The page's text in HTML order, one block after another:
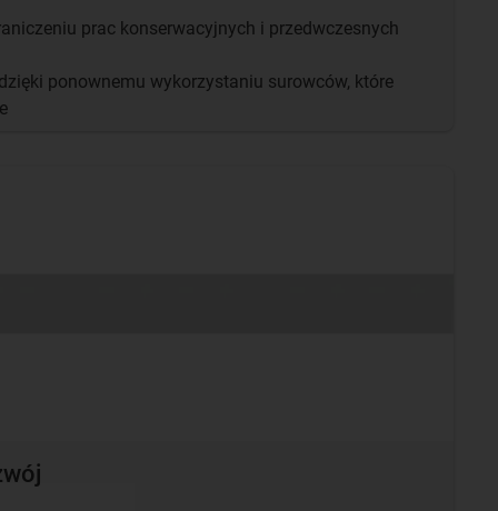
prac konserwacyjnych i przedwczesnych
ponownemu wykorzystaniu surowców, które